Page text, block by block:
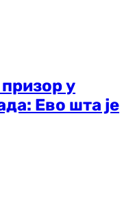
у
Ево шта је